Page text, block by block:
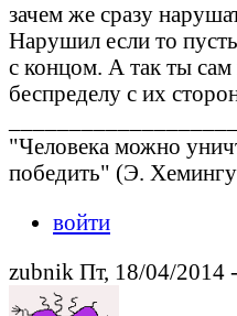
зачем же сразу
Нарушил если то
с концом. А так ты
беспределу с их
"Человека можно
победить" (Э.
войти
zubnik Пт, 18/04/2014